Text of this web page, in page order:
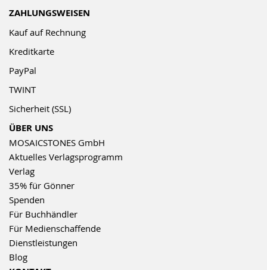
ZAHLUNGSWEISEN
Kauf auf Rechnung
Kreditkarte
PayPal
TWINT
Sicherheit (SSL)
ÜBER UNS
MOSAICSTONES GmbH
Aktuelles Verlagsprogramm
Verlag
35% für Gönner
Spenden
Für Buchhändler
Für Medienschaffende
Dienstleistungen
Blog